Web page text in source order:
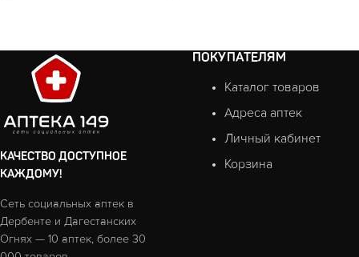
КАЧЕСТВО ДОСТУПНОЕ
КАЖДОМУ!
Сеть социальных аптек в
Дербенте и Дагестанских
Огнях — 10 аптек, более 30
ПОКУПАТЕЛЯМ
Каталог товаров
Адреса аптек
Личный кабинет
Корзина